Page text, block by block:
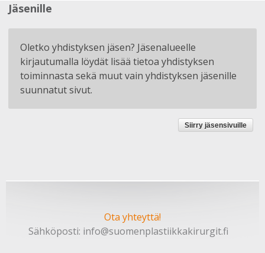
Jäsenille
Oletko yhdistyksen jäsen? Jäsenalueelle
kirjautumalla löydät lisää tietoa yhdistyksen
toiminnasta sekä muut vain yhdistyksen jäsenille
suunnatut sivut.
Siirry jäsensivuille
Ota yhteyttä!
Sähköposti: info@suomenplastiikkakirurgit.fi